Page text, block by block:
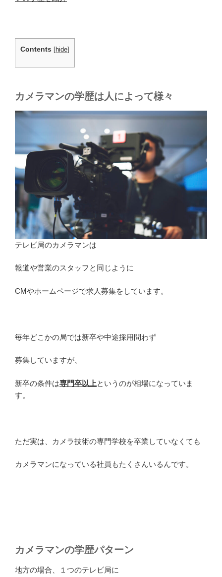
Contents [hide]
カメラマンの学歴は人によって様々
テレビ局のカメラマンは
報道や営業のスタッフと同じように
CMやホームページで求人募集をしています。
毎年どこかの局では新卒や中途採用問わず
募集していますが、
新卒の条件は専門卒以上というのが相場になっていま
す。
ただ実は、カメラ技術の専門学校を卒業していなくても
カメラマンになっている社員もたくさんいるんです。
カメラマンの学歴パターン
地方の場合、１つのテレビ局に